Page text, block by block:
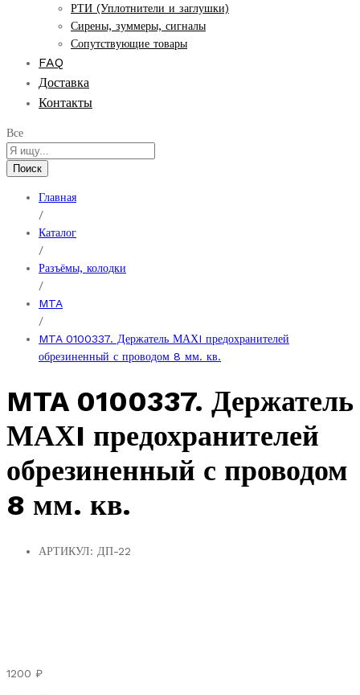
РТИ (Уплотнители и заглушки)
Сирены, зуммеры, сигналы
Сопутствующие товары
FAQ
Доставка
Контакты
Все
Поиск
Главная
/
Каталог
/
Разъёмы, колодки
/
MTA
/
MTA 0100337. Держатель МАХI предохранителей
обрезиненный с проводом 8 мм. кв.
MTA 0100337. Держатель
МАХI предохранителей
обрезиненный с проводом
8 мм. кв.
АРТИКУЛ: ДП-22
1200 ₽